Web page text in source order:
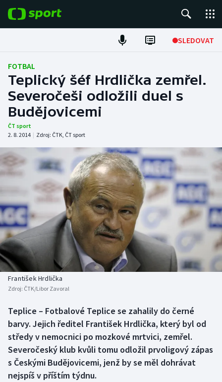
SLEDOVAT
Fotbal
Hokej
Tenis
Atletika
Cyklistika
DALŠÍ SPORTY
Americký fotbal
Baseball a softbal
Basketbal
Biatlon
Box
Curling
Dostihy
NEPŘEHLÉDNĚTE
Soutěže
Historické návraty
Aplikace ČT sport
FOTBAL
Teplický šéf Hrdlička zemřel.
Severočeši odložili duel s
Budějovicemi
ČT sport
2. 8. 2014 | Zdroj: ČTK, ČT sport
František Hrdlička
Zdroj: ČTK/Libor Zavoral
Teplice – Fotbalové Teplice se zahalily do černé
barvy. Jejich ředitel František Hrdlička, který byl od
středy v nemocnici po mozkové mrtvici, zemřel.
Severočeský klub kvůli tomu odložil prvoligový zápas
s Českými Budějovicemi, jenž by se měl dohrávat
nejspíš v příštím týdnu.